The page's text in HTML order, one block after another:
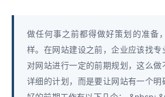
做任何事之前都得做好策划的准备
样。在网站建设之前，企业应该找
对网站进行一定的前期规划，这么
详细的计划，而是要让网站有一个